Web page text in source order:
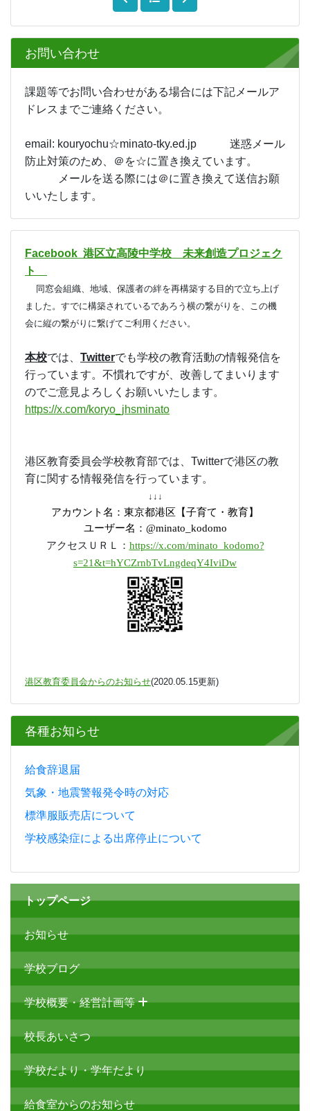
各種お知らせ
給食辞退届
気象・地震警報発令時の対応
標準服販売店について
学校感染症による出席停止について
トップページ
お知らせ
お問い合わせ
課題等でお問い合わせがある場合には下記メールア
ドレスまでご連絡ください。
email: kouryochu☆minato-tky.ed.jp 迷惑メール
防止対策のため、＠を☆に置き換えています。
いいたします。
Facebook 港区立高陵中学校 未来創造プロジェク
ました。すでに構築されているであろう横の繋がりを、この機
会に縦の繋がりに繋げてご利用ください。
では、 Twitter でも学校の教育活動の情報発信を
行っています。不慣れですが、改善してまいります
のでご意見よろしくお願いいたします。
https://x.com/koryo_jhsminato
港区教育委員会学校教育部では、
@minato_kodomo
アクセスＵＲＬ：https://x.com/minato_kodomo?
s=21&t=hYCZrnbTvLngdeqY4IviDw
港区教育委員会からのお知らせ(2020.05.15更新)